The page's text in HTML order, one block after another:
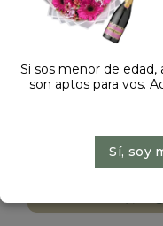
RAMO DE ROSAS
Si sos menor de
son aptos para vos.